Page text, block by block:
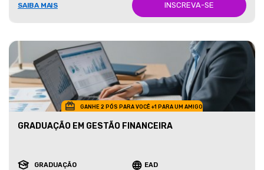
SAIBA MAIS INSCREVA-SE
GANHE 2 PÓS PARA VOCÊ +1 PARA UM AMIGO
GRADUAÇÃO EM GESTÃO FINANCEIRA
GRADUAÇÃO EAD